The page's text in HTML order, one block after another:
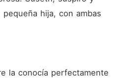
hija, con ambas
la conocía perfectamente